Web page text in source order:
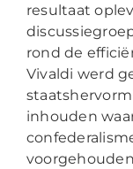
resultaat
rond de
Vivaldi werd
inhouden